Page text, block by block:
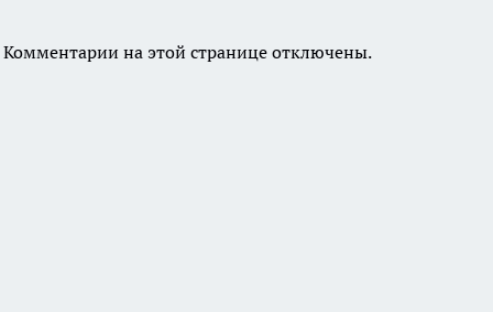
Комментарии на этой странице отключены.